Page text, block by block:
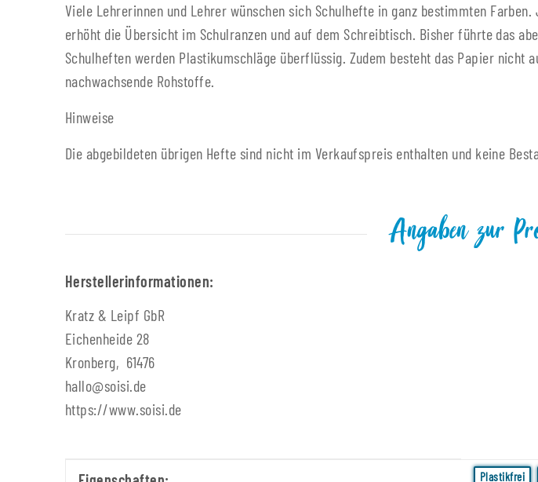
Viele Lehrerinnen und Lehrer wünschen sich Schulhefte in ganz bestimmten
erhöht die Übersicht im Schulranzen und auf dem Schreibtisch. Bisher führte das
Schulheften werden Plastikumschläge überflüssig. Zudem besteht das Papier nicht
nachwachsende Rohstoffe.
Hinweise
Die abgebildeten übrigen Hefte sind nicht im Verkaufspreis enthalten und keine
Angaben zur
Herstellerinformationen:
Kratz & Leipf GbR
Eichenheide 28
Kronberg, 61476
hallo@soisi.de
https://www.soisi.de
Produkteigenschaft
Wert Plastikfrei